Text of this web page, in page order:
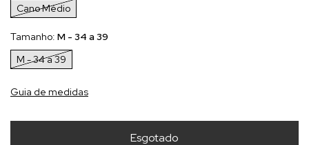
Cano Médio
Tamanho: M - 34 a 39
M - 34 a 39
Guia de medidas